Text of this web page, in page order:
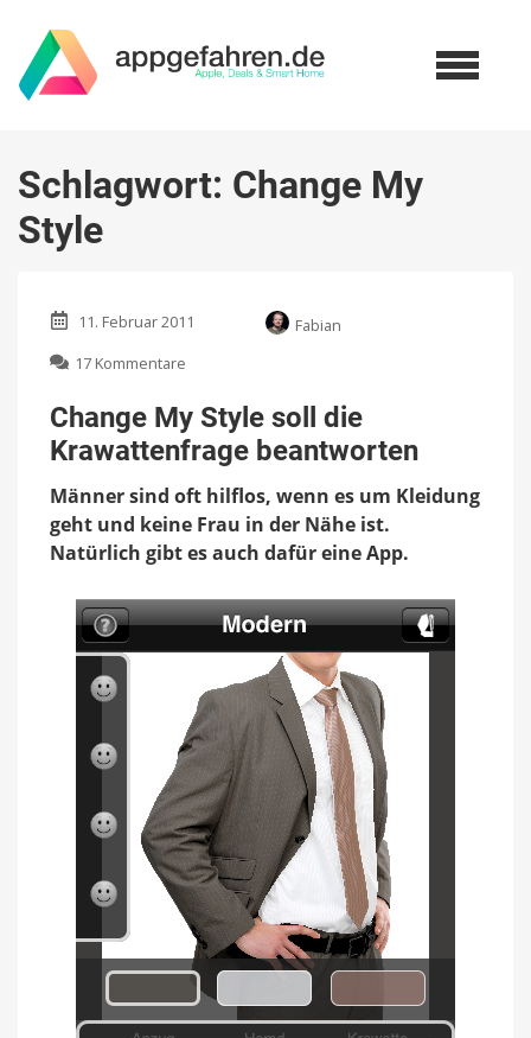
Schlagwort: Change My
Style
11. Februar 2011
Fabian
17 Kommentare
My
Style
soll
Krawattenfrage
beantworten
Change My Style soll die
Krawattenfrage beantworten
Männer sind oft hilflos, wenn es um Kleidung
geht und keine Frau in der Nähe ist.
Natürlich gibt es auch dafür eine App.